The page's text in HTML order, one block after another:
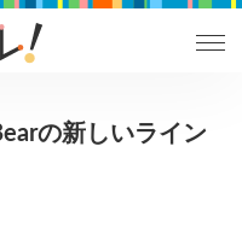
の新しいライン